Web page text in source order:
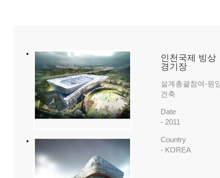
인천국제 빙상
경기장
설계총괄참여-원
건축
Date
- 2011
Country
- KOREA